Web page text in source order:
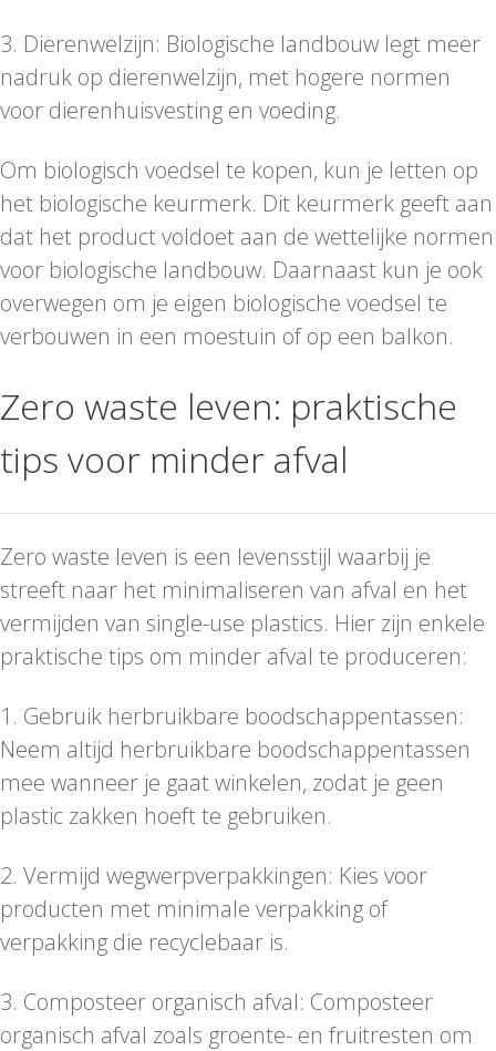
3. Dierenwelzijn: Biologische landbouw legt meer
nadruk op dierenwelzijn, met hogere normen
voor dierenhuisvesting en voeding.
Om biologisch voedsel te kopen, kun je letten op
het biologische keurmerk. Dit keurmerk geeft aan
dat het product voldoet aan de wettelijke normen
voor biologische landbouw. Daarnaast kun je ook
overwegen om je eigen biologische voedsel te
verbouwen in een moestuin of op een balkon.
Zero waste leven: praktische
tips voor minder afval
Zero waste leven is een levensstijl waarbij je
streeft naar het minimaliseren van afval en het
vermijden van single-use plastics. Hier zijn enkele
praktische tips om minder afval te produceren:
1. Gebruik herbruikbare boodschappentassen:
Neem altijd herbruikbare boodschappentassen
mee wanneer je gaat winkelen, zodat je geen
plastic zakken hoeft te gebruiken.
2. Vermijd wegwerpverpakkingen: Kies voor
producten met minimale verpakking of
verpakking die recyclebaar is.
3. Composteer organisch afval: Composteer
organisch afval zoals groente- en fruitresten om